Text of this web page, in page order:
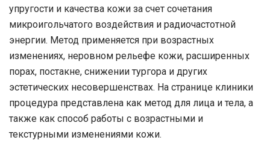
упругости и качества кожи за счет сочетания
микроигольчатого воздействия и радиочастотной
энергии. Метод применяется при возрастных
изменениях, неровном рельефе кожи, расширенных
порах, постакне, снижении тургора и других
эстетических несовершенствах. На странице клиники
процедура представлена как метод для лица и тела, а
также как способ работы с возрастными и
текстурными изменениями кожи.